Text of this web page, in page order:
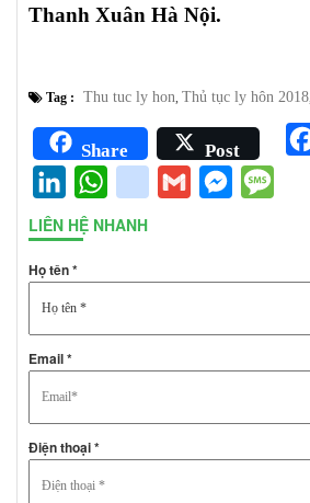
Thanh Xuân Hà Nội.
Tag : Thu tuc ly hon Thủ tục ly hôn 2018
Share Post
LinkedInWhatsAppgoogle_bookmarks
Gmail Messenger
LIÊN HỆ NHANH
Họ tên *
Email *
Điện thoại *